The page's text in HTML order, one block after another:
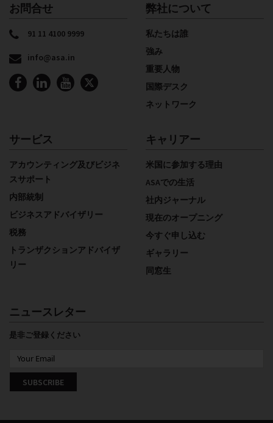
お問合せ
91 11 4100 9999
info@asa.in
弊社について
私たちは誰
強み
重要人物
国際デスク
ネットワーク
サービス
アカウンティング及びビジネ
スサポート
内部統制
ビジネスアドバイザリー
税務
トランザクションアドバイザ
リー
キャリアー
米国に参加する理由
ASAでの生活
社内ジャーナル
現在のオープニング
今すぐ申し込む
ギャラリー
同窓生
ニュースレター
是非ご登録ください